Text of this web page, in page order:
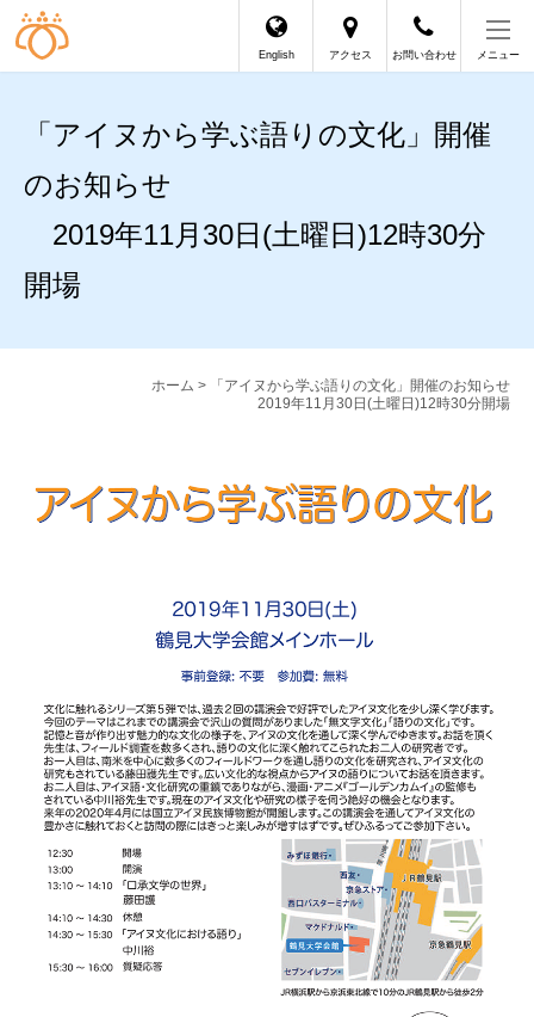
English アクセス お問い合わせ メニュー
「アイヌから学ぶ語りの文化」開催
のお知らせ
2019年11月30日(土曜日)12時30分
開場
ホーム > 「アイヌから学ぶ語りの文化」開催のお知らせ
2019年11月30日(土曜日)12時30分開場